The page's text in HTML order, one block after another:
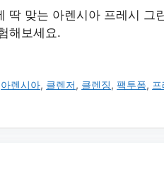
딱 맞는 아렌시아 프레시
해보세요.
아렌시아, 클렌저, 클렌징,팩투폼,